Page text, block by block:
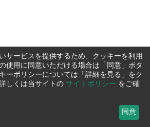
サービスを提供するため、クッキーを利用
使用に同意いただける場合は「同意」ボタ
ーポリシーについては「詳細を見る」をク
しくは当サイトの サイトポリシー をご確
同意